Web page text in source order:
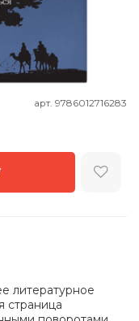
арт. 9786012716283
литературное
страница